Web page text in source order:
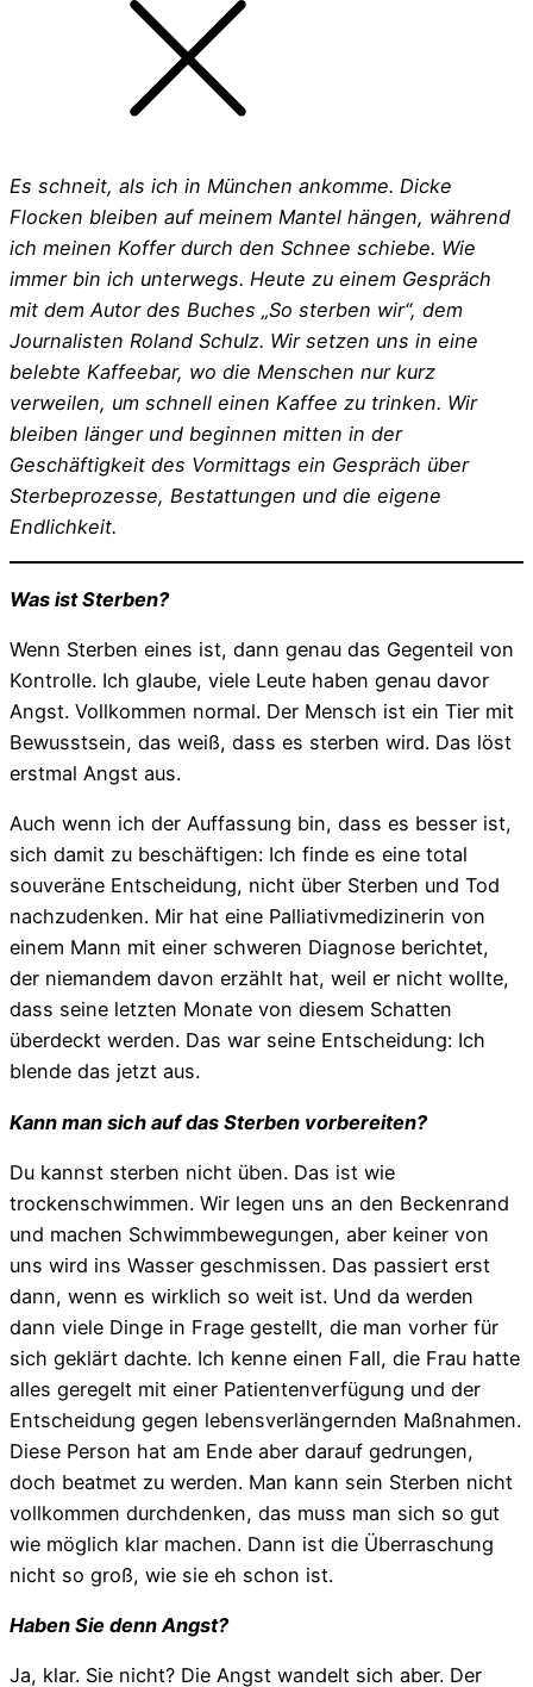
Es schneit, als ich in München ankomme. Dicke
Flocken bleiben auf meinem Mantel hängen, während
ich meinen Koffer durch den Schnee schiebe. Wie
immer bin ich unterwegs. Heute zu einem Gespräch
mit dem Autor des Buches „So sterben wir“, dem
Journalisten Roland Schulz. Wir setzen uns in eine
belebte Kaffeebar, wo die Menschen nur kurz
verweilen, um schnell einen Kaffee zu trinken. Wir
bleiben länger und beginnen mitten in der
Geschäftigkeit des Vormittags ein Gespräch über
Sterbeprozesse, Bestattungen und die eigene
Endlichkeit.
Was ist Sterben?
Wenn Sterben eines ist, dann genau das Gegenteil von
Kontrolle. Ich glaube, viele Leute haben genau davor
Angst. Vollkommen normal. Der Mensch ist ein Tier mit
Bewusstsein, das weiß, dass es sterben wird. Das löst
erstmal Angst aus.
Auch wenn ich der Auffassung bin, dass es besser ist,
sich damit zu beschäftigen: Ich finde es eine total
souveräne Entscheidung, nicht über Sterben und Tod
nachzudenken. Mir hat eine Palliativmedizinerin von
einem Mann mit einer schweren Diagnose berichtet,
der niemandem davon erzählt hat, weil er nicht wollte,
dass seine letzten Monate von diesem Schatten
überdeckt werden. Das war seine Entscheidung: Ich
blende das jetzt aus.
Kann man sich auf das Sterben vorbereiten?
Du kannst sterben nicht üben. Das ist wie
trockenschwimmen. Wir legen uns an den Beckenrand
und machen Schwimmbewegungen, aber keiner von
uns wird ins Wasser geschmissen. Das passiert erst
dann, wenn es wirklich so weit ist. Und da werden
dann viele Dinge in Frage gestellt, die man vorher für
sich geklärt dachte. Ich kenne einen Fall, die Frau hatte
alles geregelt mit einer Patientenverfügung und der
Entscheidung gegen lebensverlängernden Maßnahmen.
Diese Person hat am Ende aber darauf gedrungen,
doch beatmet zu werden. Man kann sein Sterben nicht
vollkommen durchdenken, das muss man sich so gut
wie möglich klar machen. Dann ist die Überraschung
nicht so groß, wie sie eh schon ist.
Haben Sie denn Angst?
Ja, klar. Sie nicht? Die Angst wandelt sich aber. Der